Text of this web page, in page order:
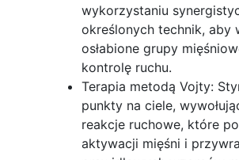
wykorzystaniu
określonych technik, aby
osłabione grupy
kontrolę ruchu.
Terapia metodą Vojty:
punkty na ciele,
reakcje ruchowe, które
aktywacji mięśni i